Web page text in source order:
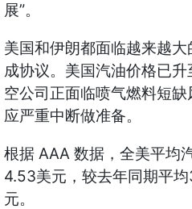
展”。
美国和伊朗都面临越来越
成协议。美国汽油价格已
空公司正面临喷气燃料短
应严重中断做准备。
根据AAA 数据，全美平均
4.53美元，较去年同期平均
元。